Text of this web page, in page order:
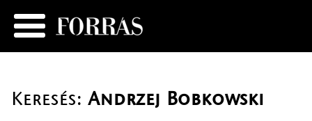
Keresés:Andrzej Bobkowski